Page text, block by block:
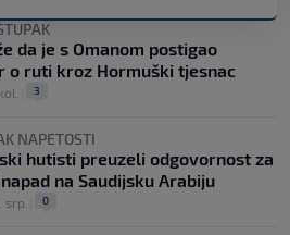
da je s Omanom postigao
o ruti kroz Hormuški tjesnac
3
NAPETOSTI
hutisti preuzeli odgovornost za
na Saudijsku Arabiju
srp. 0